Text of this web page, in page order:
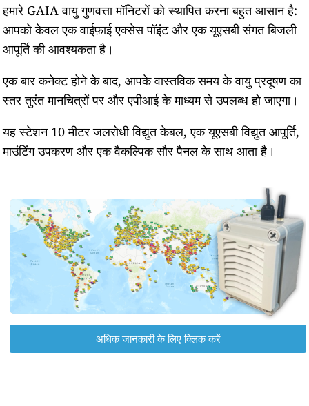
हमारे GAIA वायु गुणवत्ता मॉनिटरों को स्थापित करना बहुत आसान है:
आपको केवल एक वाईफ़ाई एक्सेस पॉइंट और एक यूएसबी संगत बिजली
आपूर्ति की आवश्यकता है।
एक बार कनेक्ट होने के बाद, आपके वास्तविक समय के वायु प्रदूषण का
स्तर तुरंत मानचित्रों पर और एपीआई के माध्यम से उपलब्ध हो जाएगा।
यह स्टेशन 10 मीटर जलरोधी विद्युत केबल, एक यूएसबी विद्युत आपूर्ति,
माउंटिंग उपकरण और एक वैकल्पिक सौर पैनल के साथ आता है।
अधिक जानकारी के लिए क्लिक करें